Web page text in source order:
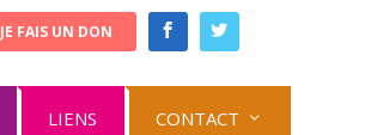
JE FAIS UN DON
LIENS CONTACT